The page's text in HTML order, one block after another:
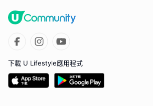
下載 U Lifestyle應用程式